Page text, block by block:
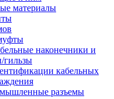
материалы
наконечники и
гильзы
кабельных
разъемы